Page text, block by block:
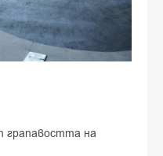
грапавостта на